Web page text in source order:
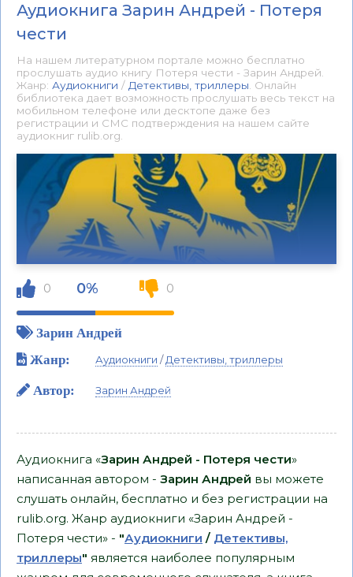
Аудиокнига Зарин Андрей - Потеря
чести
На нашем литературном портале можно бесплатно
прослушать аудио книгу Потеря чести - Зарин Андрей.
Жанр: Аудиокниги / Детективы, триллеры . Онлайн
библиотека дает возможность прослушать весь текст на
мобильном телефоне или десктопе даже без
регистрации и СМС подтверждения на нашем сайте
аудиокниг rulib.org.
0 0% 0
Зарин Андрей
Жанр:
Аудиокниги /Детективы, триллеры
Автор: Зарин Андрей
Аудиокнига «Зарин Андрей - Потеря чести»
написанная автором - Зарин Андрей вы можете
слушать онлайн, бесплатно и без регистрации на
rulib.org. Жанр аудиокниги «Зарин Андрей -
Потеря чести» - "Аудиокниги / Детективы,
триллеры" является наиболее популярным